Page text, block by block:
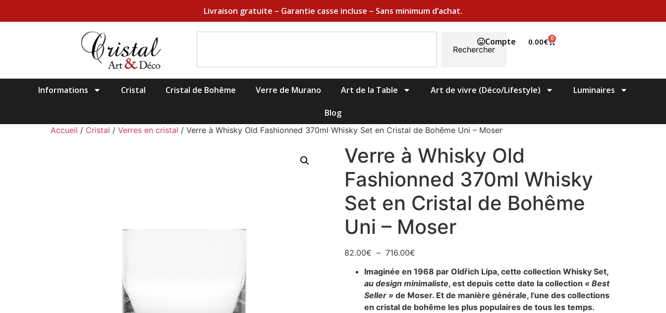
Livraison gratuite – Garantie casse incluse – Sans minimum d’achat.
Rechercher
Compte 0.00€ 0
Informations Cristal Cristal de Bohême Verre de Murano Art de la Table Art de vivre (Déco/Lifestyle) Luminaires
Blog
Accueil / Cristal / Verres en cristal / Verre à Whisky Old Fashionned 370ml Whisky Set en Cristal de Bohême Uni – Moser
Verre à Whisky Old
Fashionned 370ml Whisky
Set en Cristal de Bohême
Uni – Moser
82.00€ – 716.00€
Imaginée en 1968 par Oldřich Lípa, cette collection Whisky Set,
au design minimaliste, est depuis cette date la collection « Best
Seller » de Moser. Et de manière générale, l’une des collections
en cristal de bohême les plus populaires de tous les temps.